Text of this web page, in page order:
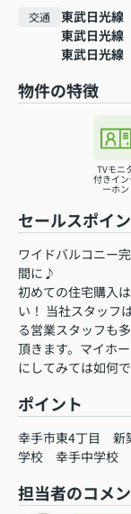
交通 東武日光線
東武日光線
東武日光線
物件の特徴
TVモニ
付きイン
ーホン
セールスポイ
ワイドバルコニー
間に♪
初めての住宅購入
い！ 当社スタッフ
る営業スタッフも
頂きます。マイホ
にしてみては如何
ポイント
幸手市東4丁目 新
学校
幸手中学校
担当者のコメ